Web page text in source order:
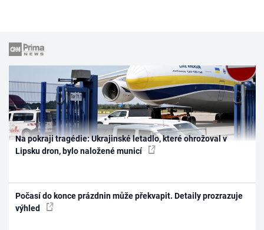
Na pokraji tragédie: Ukrajinské letadlo, které ohrožoval v
Lipsku dron, bylo naložené municí
Počasí do konce prázdnin může překvapit. Detaily prozrazuje
výhled